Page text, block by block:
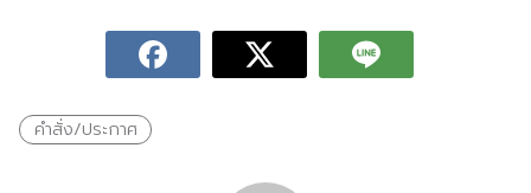
คำสั่ง/ประกาศ